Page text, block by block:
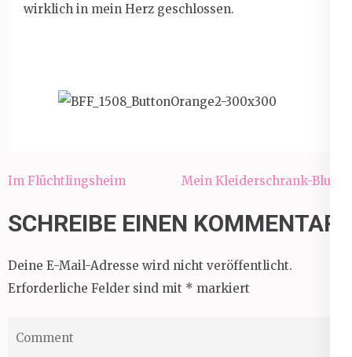
wirklich in mein Herz geschlossen.
Beitragsnavigation
Im Flüchtlingsheim Mein Kleiderschrank-Blues
SCHREIBE EINEN KOMMENTAR
Deine E-Mail-Adresse wird nicht veröffentlicht.
Erforderliche Felder sind mit * markiert